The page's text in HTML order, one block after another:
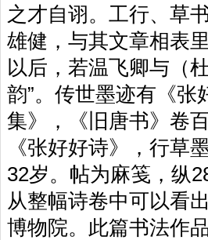
之才自诩。工行、草
雄健，与其文章相表
以后，若温飞卿与（
韵”。传世墨迹有《
集》，《旧唐书》卷
《张好好诗》，行草
32岁。帖为麻笺，纵
从整幅诗卷中可以看
博物院。此篇书法作